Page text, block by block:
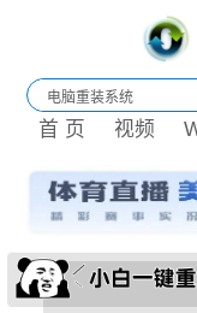
首 页 视频